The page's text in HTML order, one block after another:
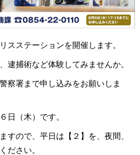
スステーションを開催します。
逮捕術など体験してみませんか。
察署まで申し込みをお願いしま
日（木）です。
すので、平日は【２】を、夜間、
ださい。